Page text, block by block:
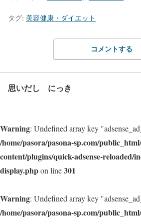
タグ: 美容健康・ダイエット
コメントする
思いだし にっき
Warning: Undefined array key
/home/pasora/pasona-sp.com/
content/plugins/quick-adsense-reloaded/
display.phpon line301
Warning: Undefined array key
/home/pasora/pasona-sp.com/